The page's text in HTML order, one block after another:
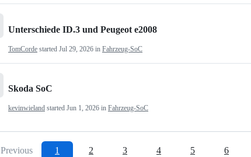
Unterschiede ID.3 und Peugeot e2008
TomCorde started Jul 29, 2026 in Fahrzeug-SoC
Skoda SoC
kevinwieland started Jun 1, 2026 in Fahrzeug-SoC
Previous 1 2 3 4 5 6